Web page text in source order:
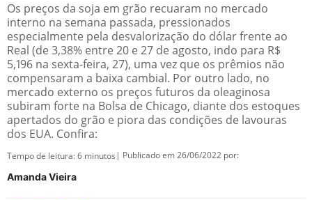
Os preços da soja em grão recuaram no mercado
interno na semana passada, pressionados
especialmente pela desvalorização do dólar frente ao
Real (de 3,38% entre 20 e 27 de agosto, indo para R$
5,196 na sexta-feira, 27), uma vez que os prêmios não
compensaram a baixa cambial. Por outro lado, no
mercado externo os preços futuros da oleaginosa
subiram forte na Bolsa de Chicago, diante dos estoques
apertados do grão e piora das condições de lavouras
dos EUA. Confira:
Tempo de leitura:6 minutos | Publicado em 26/06/2022 por:
Amanda Vieira